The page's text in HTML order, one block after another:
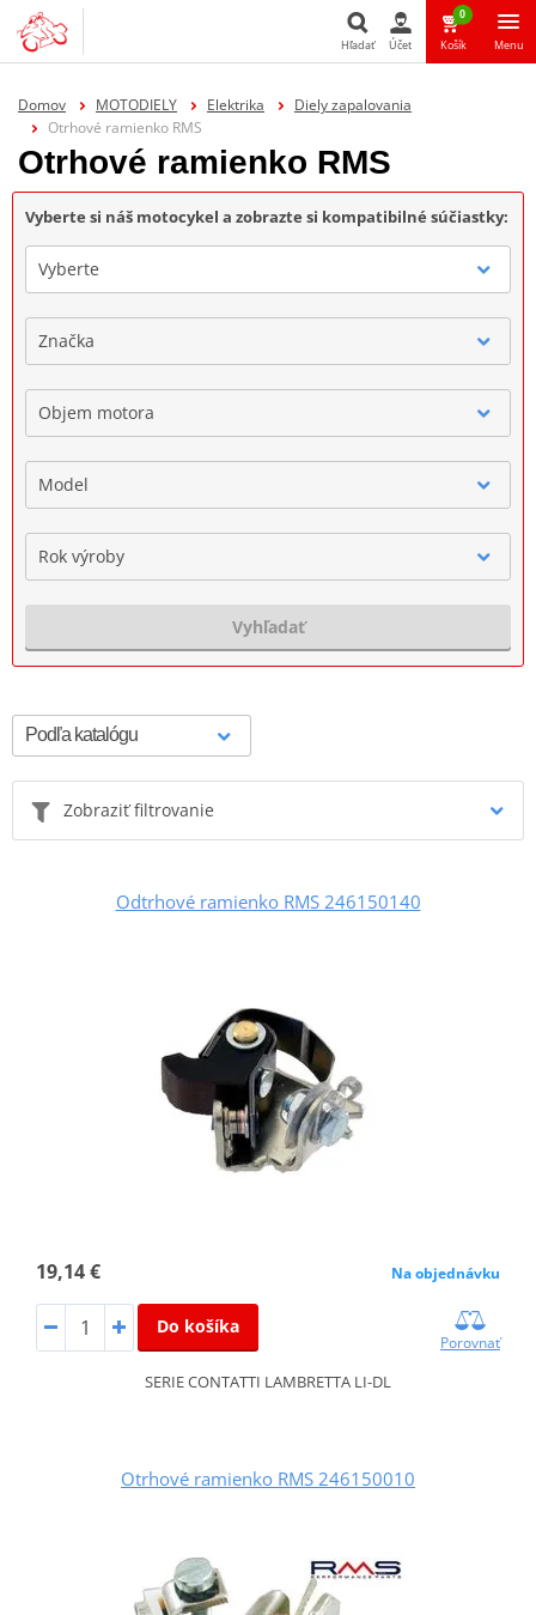
Hľadať Účet
0
Košík Menu
Domov MOTODIELY Elektrika
Diely zapalovania
Otrhové ramienko RMS
Otrhové ramienko RMS
Vyberte si náš motocykel a zobrazte si kompatibilné súčiastky:
Vyberte
Značka
Objem motora
Model
Rok výroby
Vyhľadať
Zobraziť filtrovanie
Odtrhové ramienko RMS 246150140
19,14 € Na objednávku
Do košíka
Porovnať
SERIE CONTATTI LAMBRETTA LI-DL
Otrhové ramienko RMS 246150010